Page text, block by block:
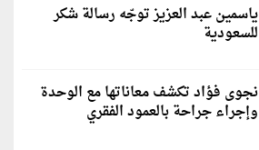
ياسمين عبد العزيز توجّه رسالة شكر
للسعودية
نجوى فؤاد تكشف معاناتها مع الوحدة
وإجراء جراحة بالعمود الفقري